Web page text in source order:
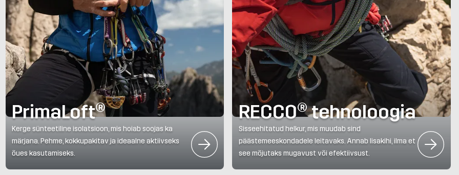
PrimaLoft®
Kerge sünteetiline isolatsioon, mis hoiab soojas ka
märjana. Pehme, kokkupakitav ja ideaalne aktiivseks
õues kasutamiseks.
RECCO® tehnoloogia
Sisseehitatud helkur, mis muudab sind
päästemeeskondadele leitavaks. Annab lisakihi, ilma et
see mõjutaks mugavust või efektiivsust.